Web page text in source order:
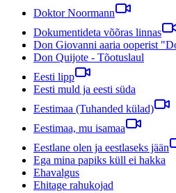
Doktor Noormann
Dokumentideta võõras linnas
Don Giovanni aaria ooperist
Don Quijote - Tõotuslaul
Eesti lipp
Eesti muld ja eesti süda
Eestimaa (Tuhanded külad)
Eestimaa, mu isamaa
Eestlane olen ja eestlaseks jään
Ega mina papiks küll ei hakka
Ehavalgus
Ehitage rahukojad